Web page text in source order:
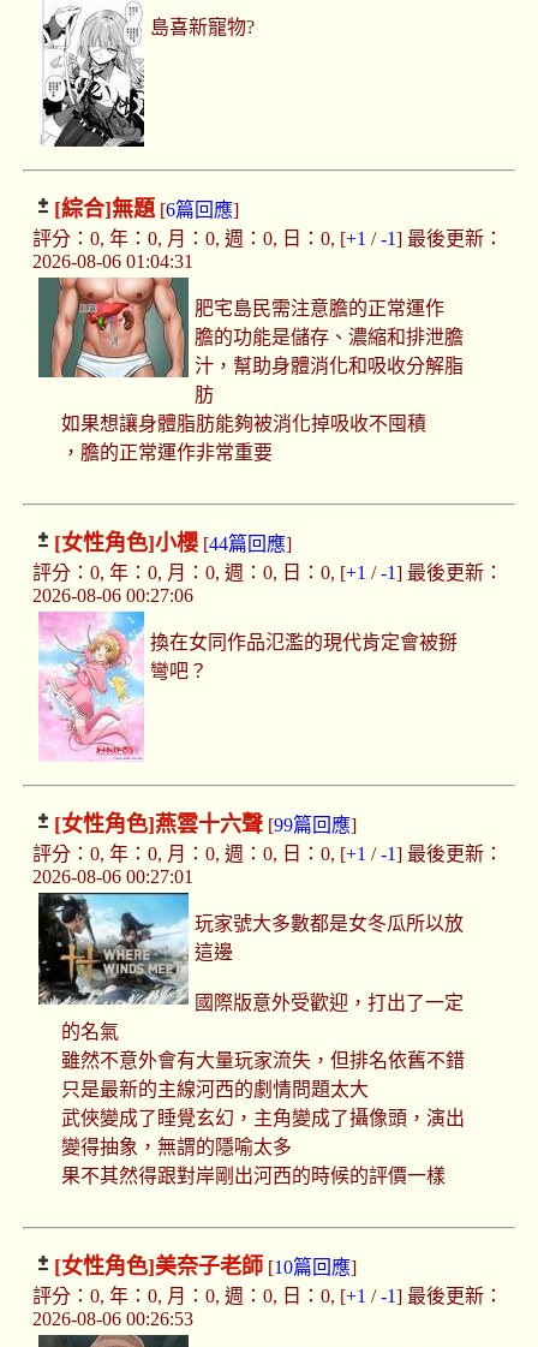
島喜新寵物?
[綜合]無題[6篇回應]
評分：0, 年：0, 月：0, 週：0, 日：0, [+1 /-1] 最後更新：
2026-08-06 01:04:31
肥宅島民需注意膽的正常運作
膽的功能是儲存、濃縮和排泄膽
汁，幫助身體消化和吸收分解脂
肪
如果想讓身體脂肪能夠被消化掉吸收不囤積
，膽的正常運作非常重要
[女性角色]小櫻[44篇回應]
評分：0, 年：0, 月：0, 週：0, 日：0, [+1 /-1] 最後更新：
2026-08-06 00:27:06
換在女同作品氾濫的現代肯定會被掰
彎吧？
[女性角色]燕雲十六聲[99篇回應]
評分：0, 年：0, 月：0, 週：0, 日：0, [+1 /-1] 最後更新：
2026-08-06 00:27:01
玩家號大多數都是女冬瓜所以放
這邊
國際版意外受歡迎，打出了一定
的名氣
雖然不意外會有大量玩家流失，但排名依舊不錯
只是最新的主線河西的劇情問題太大
武俠變成了睡覺玄幻，主角變成了攝像頭，演出
變得抽象，無謂的隱喻太多
果不其然得跟對岸剛出河西的時候的評價一樣
[女性角色]美奈子老師[10篇回應]
評分：0, 年：0, 月：0, 週：0, 日：0, [+1 /-1] 最後更新：
2026-08-06 00:26:53